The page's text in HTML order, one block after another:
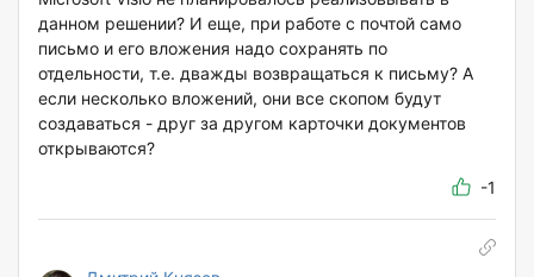
данном решении? И еще, при работе с почтой само
письмо и его вложения надо сохранять по
отдельности, т.е. дважды возвращаться к письму? А
если несколько вложений, они все скопом будут
создаваться - друг за другом карточки документов
открываются?
-1